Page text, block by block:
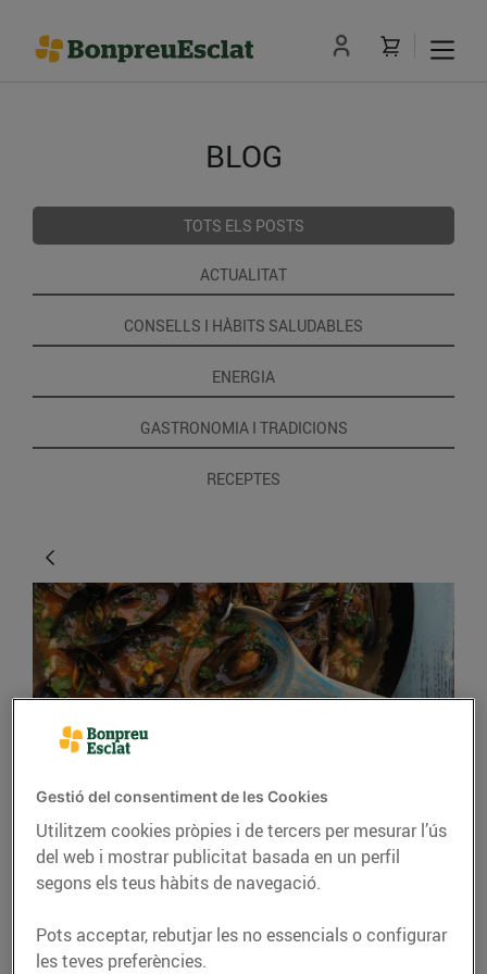
BLOG
TOTS ELS POSTS
ACTUALITAT
CONSELLS I HÀBITS SALUDABLES
ENERGIA
GASTRONOMIA I TRADICIONS
RECEPTES
RECEPTES
Sopa de musclos amb
salsa criolla
Gestió del consentiment de les Cookies
Utilitzem cookies pròpies i de tercers per mesurar l’ús
del web i mostrar publicitat basada en un perfil
segons els teus hàbits de navegació.
Pots acceptar, rebutjar les no essencials o configurar
les teves preferències.